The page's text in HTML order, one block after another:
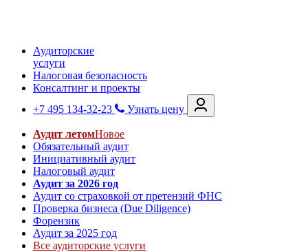
Аудиторские
услуги
Налоговая безопасность
Консалтинг и проекты
+7 495 134-32-23
Узнать цену
Аудит летомНовое
Обязательный аудит
Инициативный аудит
Налоговый аудит
Аудит за 2026 год
Аудит со страховкой от претензий ФНС
Проверка бизнеса (Due Diligence)
Форензик
Аудит за 2025 год
Все аудиторские услуги